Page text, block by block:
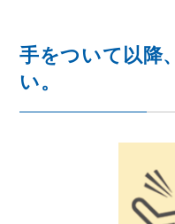
手をついて以降
い。